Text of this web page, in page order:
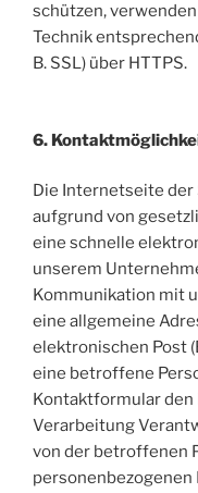
schützen,
Technik
B. SSL) über HTTPS.
6.
Die Internetseite
aufgrund von
eine schnelle
unserem
Kommunikation mit
eine allgemeine
elektronischen Post
eine betroffene
Kontaktformular
Verarbeitung
von der betroffenen